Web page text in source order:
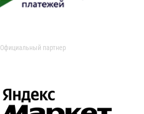
Официальный партнер